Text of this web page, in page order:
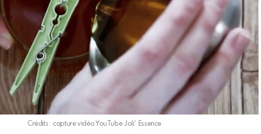
Crédits : capture vidéo YouTube Joli' Essence